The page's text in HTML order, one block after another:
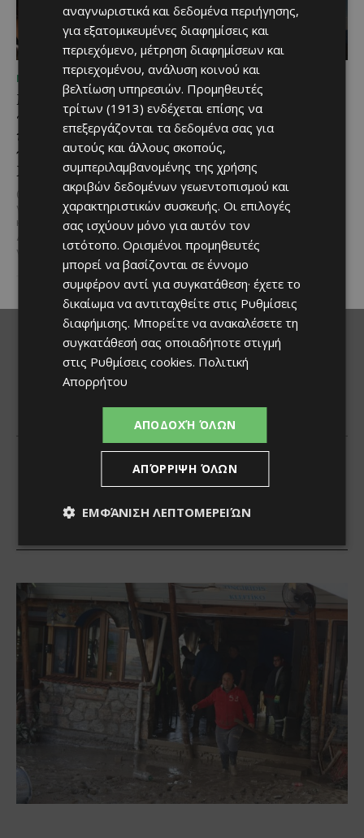
ΜΈΝΟΥΜΕ ΕΝΗΜΕΡΩΜΈΝΟΙ
Μια βραδιά γεμάτη
παράδοση, μουσική και
κέφι στον Δελίκηπο για
τη γιορτή του
Χρυσοσώτηρος
@menoumekypro Μια βραδιά
γεμάτη παράδοση, μουσική, χορό
και αυθεντικές γεύσεις στον
Δελίκηπο!
Το κρητικό
γλέντι,...
ΜΈΝΟΥΜΕ ΚΎΠΡΟ
Βραδινή πεζοπορία στον
Μαχαιρά με τον σκύλο
σου και θέα τις Περσείδες
Αν αγαπάς τις βόλτες στη φύση
και δεν αποχωρίζεσαι ποτέ τον
τετράποδο φίλο σου, τότε αυτή
η εμπειρία...
αναγνωριστικά και δεδομένα περιήγησης,
για εξατομικευμένες διαφημίσεις και
περιεχόμενο, μέτρηση διαφημίσεων και
περιεχομένου, ανάλυση κοινού και
βελτίωση υπηρεσιών. Προμηθευτές
τρίτων (1913) ενδέχεται επίσης να
επεξεργάζονται τα δεδομένα σας για
αυτούς και άλλους σκοπούς,
συμπεριλαμβανομένης της χρήσης
ακριβών δεδομένων γεωεντοπισμού και
χαρακτηριστικών συσκευής. Οι επιλογές
σας ισχύουν μόνο για αυτόν τον
ιστότοπο. Ορισμένοι προμηθευτές
μπορεί να βασίζονται σε έννομο
συμφέρον αντί για συγκατάθεση· έχετε το
δικαίωμα να αντιταχθείτε στις Ρυθμίσεις
διαφήμισης. Μπορείτε να ανακαλέσετε τη
συγκατάθεσή σας οποιαδήποτε στιγμή
στις Ρυθμίσεις cookies. Πολιτική
Απορρήτου
ΑΠΟΔΟΧΉ ΌΛΩΝ
ΑΠΌΡΡΙΨΗ ΌΛΩΝ
ΕΜΦΆΝΙΣΗ ΛΕΠΤΟΜΕΡΕΙΏΝ